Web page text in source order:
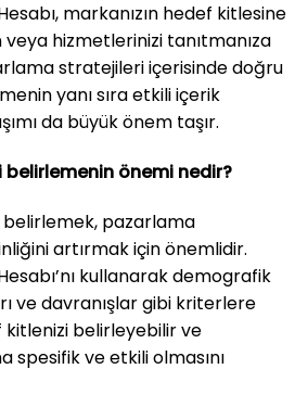
markanızın hedef kitlesine
veya hizmetlerinizi tanıtmanıza
stratejileri içerisinde doğru
yanı sıra etkili içerik
da büyük önem taşır.
önemi nedir?
pazarlama
artırmak için önemlidir.
kullanarak demografik
ve davranışlar gibi kriterlere
kitlenizi belirleyebilir ve
spesifik ve etkili olmasını